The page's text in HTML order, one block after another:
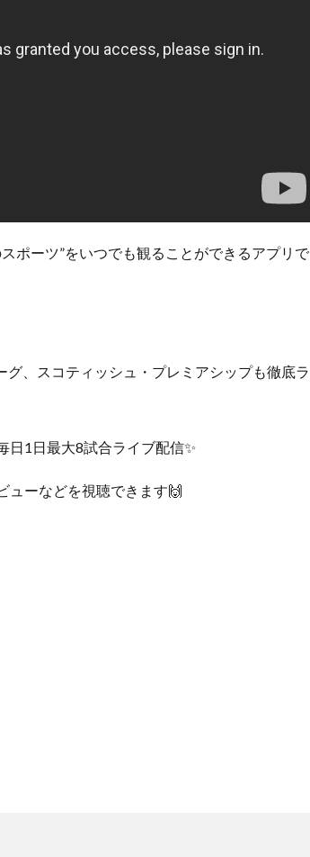
ポーツ”をいつでも観ることができるアプリで
、スコティッシュ・プレミアシップも徹底ラ
日1日最大8試合ライブ配信✨
ューなどを視聴できます🙌